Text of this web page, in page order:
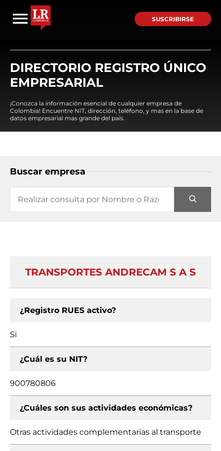
SUSCRIBIRSE
DIRECTORIO REGISTRO ÚNICO
EMPRESARIAL
¡Conozca la información esencial de cualquier empresa de
Colombia! Encuentre NIT, dirección, teléfono, y mas en la base de
datos empresarial mas grande del país.
Buscar empresa
TRANSPORTES ANDRECAM S A S
¿Registro RUES activo?
Si
¿Cuál es su NIT?
900780806
¿Cuáles son sus actividades económicas?
Otras actividades complementarias al transporte